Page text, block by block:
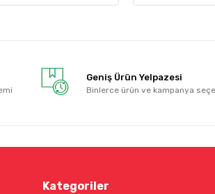
Geniş Ürün Yelpazesi
Binlerce ürün ve kampanya
Kategoriler